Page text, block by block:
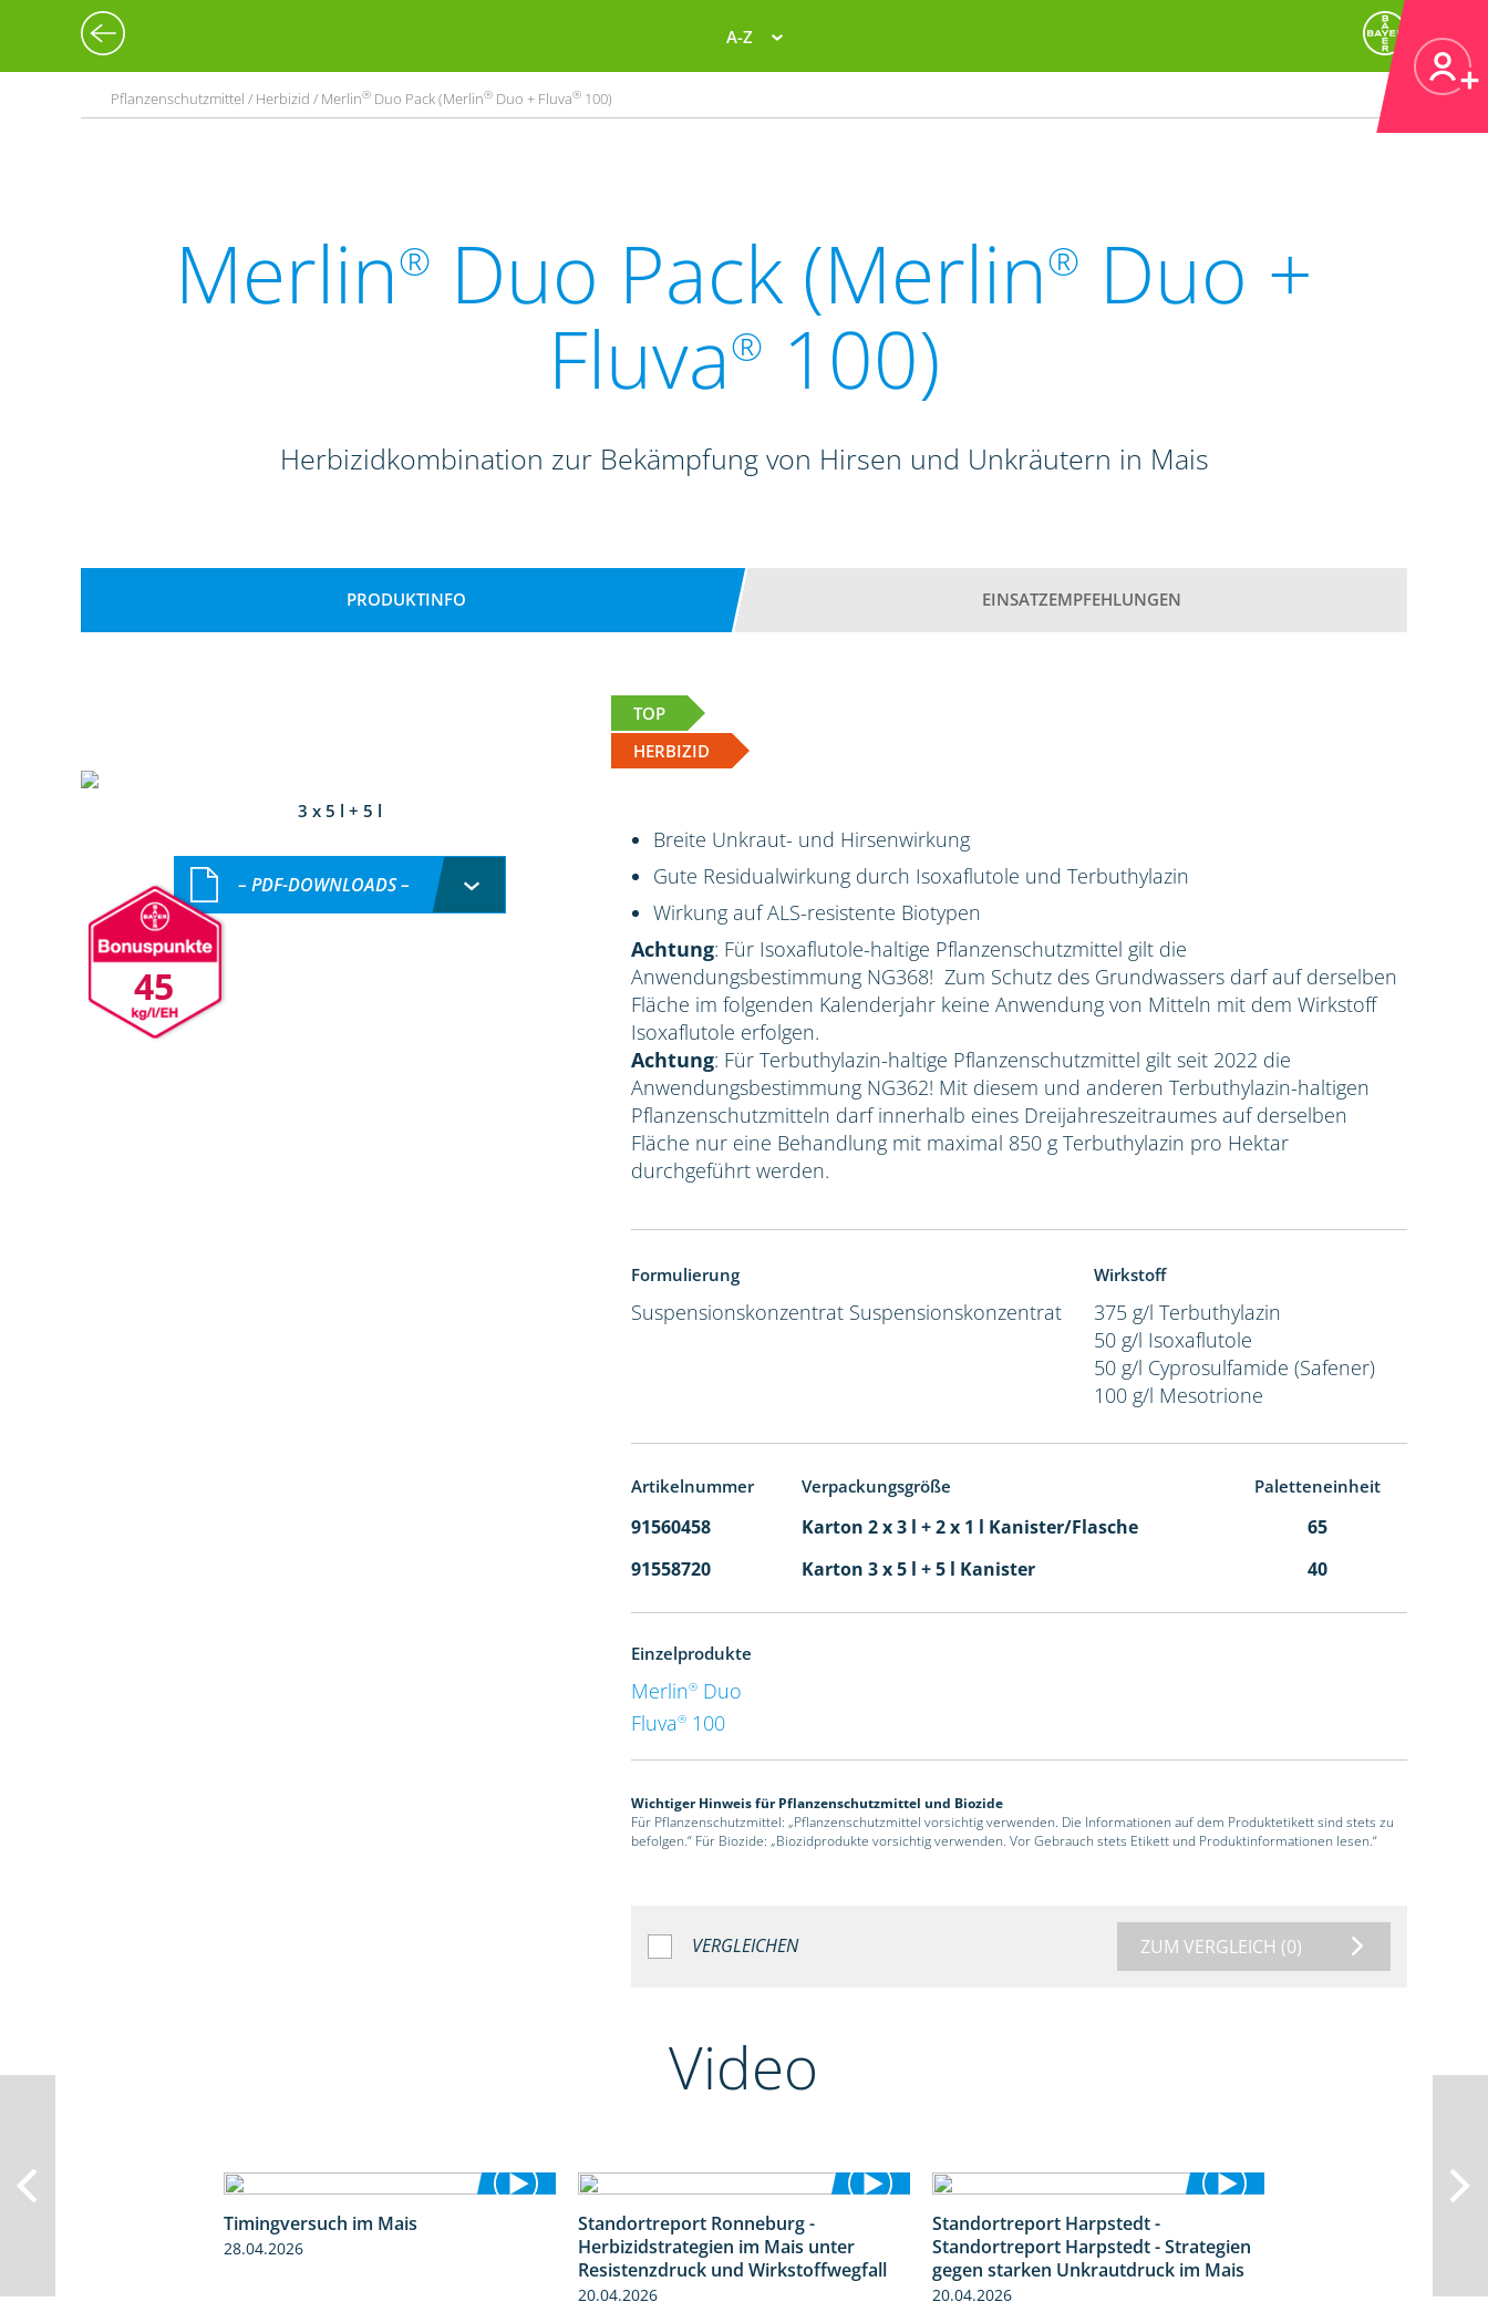
A-Z
Pflanzenschutzmittel / Herbizid / Merlin® Duo Pack (Merlin® Duo + Fluva® 100)
Merlin® Duo Pack (Merlin® Duo +
Fluva® 100)
Herbizidkombination zur Bekämpfung von Hirsen und Unkräutern in Mais
PRODUKTINFO EINSATZEMPFEHLUNGEN
TOP
HERBIZID
3 x 5 l + 5 l
45
– PDF-DOWNLOADS –
Breite Unkraut- und Hirsenwirkung
Gute Residualwirkung durch Isoxaflutole und Terbuthylazin
Wirkung auf ALS-resistente Biotypen
Achtung: Für Isoxaflutole-haltige Pflanzenschutzmittel gilt die
Anwendungsbestimmung NG368! Zum Schutz des Grundwassers darf auf derselben
Fläche im folgenden Kalenderjahr keine Anwendung von Mitteln mit dem Wirkstoff
Isoxaflutole erfolgen.
Achtung: Für Terbuthylazin-haltige Pflanzenschutzmittel gilt seit 2022 die
Anwendungsbestimmung NG362! Mit diesem und anderen Terbuthylazin-haltigen
Pflanzenschutzmitteln darf innerhalb eines Dreijahreszeitraumes auf derselben
Fläche nur eine Behandlung mit maximal 850 g Terbuthylazin pro Hektar
durchgeführt werden.
Formulierung
Suspensionskonzentrat Suspensionskonzentrat
Wirkstoff
375 g/l Terbuthylazin
50 g/l Isoxaflutole
50 g/l Cyprosulfamide (Safener)
100 g/l Mesotrione
Artikelnummer Verpackungsgröße Paletteneinheit
91560458 Karton 2 x 3 l + 2 x 1 l Kanister/Flasche
65
91558720
Karton 3 x 5 l + 5 l Kanister 40
Einzelprodukte
Merlin® Duo
Fluva® 100
Wichtiger Hinweis für Pflanzenschutzmittel und Biozide
Für Pflanzenschutzmittel: „Pflanzenschutzmittel vorsichtig verwenden. Die Informationen auf dem Produktetikett sind stets zu
befolgen.“ Für Biozide: „Biozidprodukte vorsichtig verwenden. Vor Gebrauch stets Etikett und Produktinformationen lesen.“
VERGLEICHEN ZUM VERGLEICH (0)
Video
Timingversuch im Mais
28.04.2026
Standortreport Ronneburg -
Herbizidstrategien im Mais unter
Resistenzdruck und Wirkstoffwegfall
20.04.2026
Standortreport Harpstedt -
Standortreport Harpstedt - Strategien
gegen starken Unkrautdruck im Mais
20.04.2026